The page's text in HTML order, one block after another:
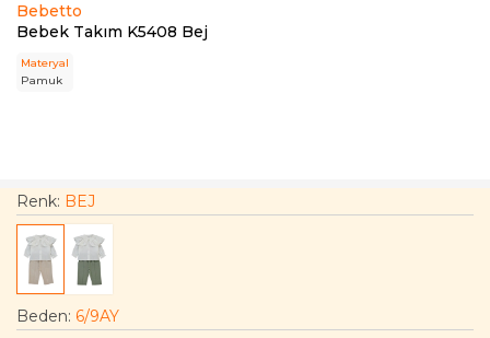
Bebetto
Bebek Takım K5408 Bej
Materyal
Pamuk
Renk: BEJ
Beden: 6/9AY